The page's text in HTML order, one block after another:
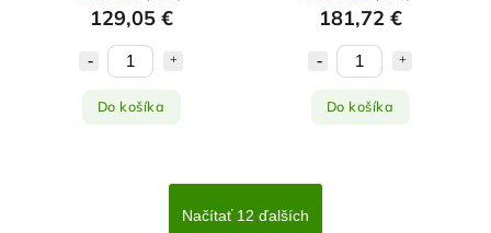
129,05 €
Do košíka
181,72 €
Do košíka
Načítať 12 ďalších